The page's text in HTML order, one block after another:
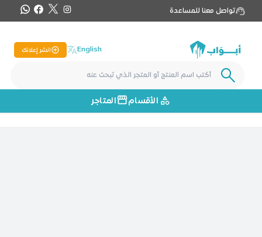
تواصل معنا للمساعدة
English انشر إعلانك
الأقسام المتاجر